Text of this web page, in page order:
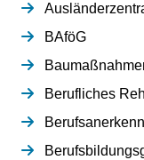
BAföG
Berufliches